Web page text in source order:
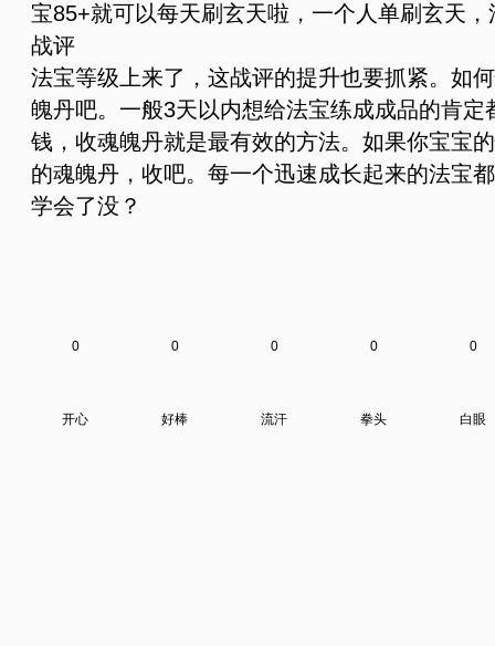
宝85+就可以每天刷玄天啦，一个人单刷玄天
战评
法宝等级上来了，这战评的提升也要抓紧。如
魄丹吧。一般3天以内想给法宝练成成品的肯
钱，收魂魄丹就是最有效的方法。如果你宝宝
的魂魄丹，收吧。每一个迅速成长起来的法宝
学会了没？
0
开心
0
好棒
0
流汗
0
拳头
0
白眼